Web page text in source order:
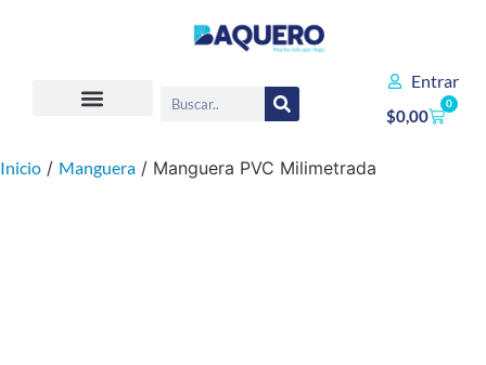
Entrar
$0,00
0
Inicio / Manguera / Manguera PVC Milimetrada